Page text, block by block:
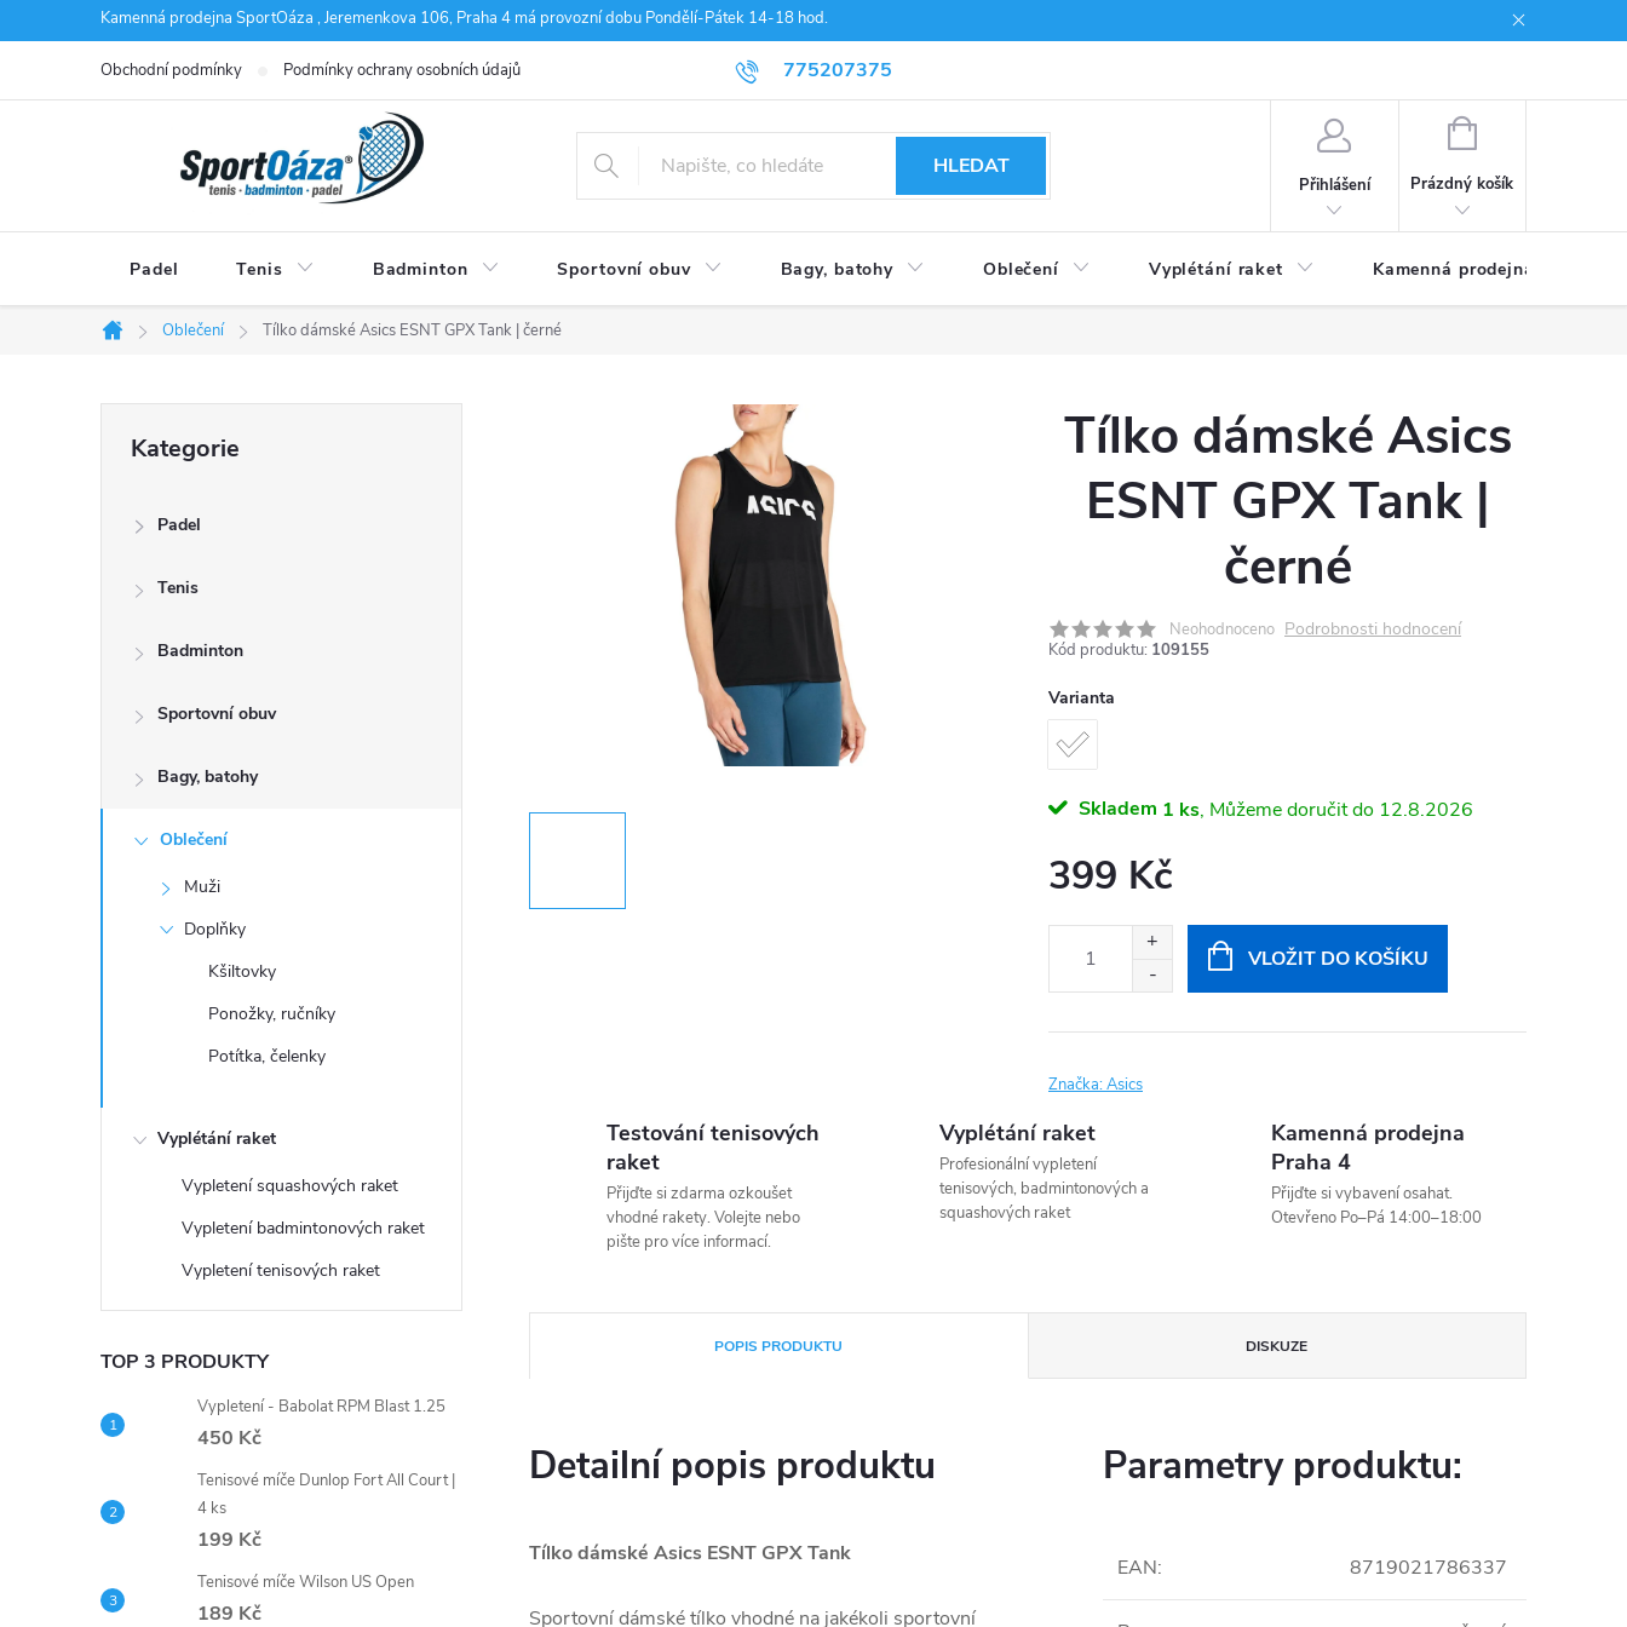
na
Kamenná prodejna SportOáza , Jeremenkova 106, Praha 4 má provozní dobu Pondělí-Pátek 14-18 hod.
775207375
Obchodní podmínky Podmínky ochrany osobních údajů
HLEDAT
Přihlášení
NÁKUPNÍ
Prázdný košík
Padel Tenis Badminton Sportovní obuv Bagy, batohy Oblečení Vyplétání raket Kamenná prodejna
Domů
Oblečení Tílko dámské Asics ESNT GPX Tank | černé
n
n
kategorie
Kategorie
Padel
Tenis
Badminton
Sportovní obuv
Bagy, batohy
Oblečení
Muži
Doplňky
Kšiltovky
Ponožky, ručníky
Potítka, čelenky
Vyplétání raket
Vypletení squashových raket
Vypletení badmintonových raket
Vypletení tenisových raket
TOP 3 PRODUKTY
Vypletení - Babolat RPM Blast 1.25
450 Kč
Tenisové míče Dunlop Fort All Court |
4 ks
199 Kč
Tenisové míče Wilson US Open
189 Kč
Tílko dámské Asics
ESNT GPX Tank |
černé
Neohodnoceno Podrobnosti hodnocení
Kód produktu: 109155
Varianta
Skladem 1 ks 12.8.2026
399 Kč
VLOŽIT DO KOŠÍKU
Značka:Asics
Testování tenisových
raket
Přijďte si zdarma ozkoušet
vhodné rakety. Volejte nebo
pište pro více informací.
Vyplétání raket
Profesionální vypletení
tenisových, badmintonových a
squashových raket
Kamenná prodejna
Praha 4
Přijďte si vybavení osahat.
Otevřeno Po–Pá 14:00–18:00
POPIS PRODUKTU DISKUZE
Detailní popis produktu
Tílko dámské Asics ESNT GPX Tank
Sportovní dámské tílko vhodné na jakékoli sportovní
Parametry produktu:
EAN: 8719021786337